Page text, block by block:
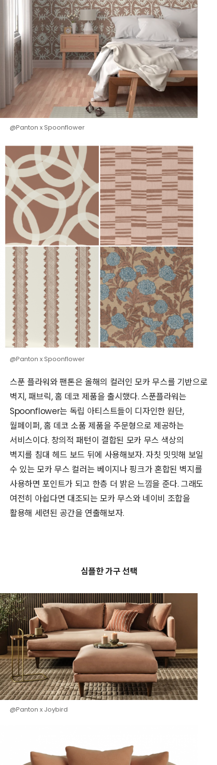
@Panton x Spoonflower
@Panton x Spoonflower
스푼 플라워와 팬톤은 올해의 컬러인 모카 무스를 기반으로
벽지, 패브릭, 홈 데코 제품을 출시했다. 스푼플라워는
Spoonflower는 독립 아티스트들이 디자인한 원단,
월페이퍼, 홈 데코 소품 제품을 주문형으로 제공하는
서비스이다. 창의적 패턴이 결합된 모카 무스 색상의
벽지를 침대 헤드 보드 뒤에 사용해보자. 자칫 밋밋해 보일
수 있는 모카 무스 컬러는 베이지나 핑크가 혼합된 벽지를
사용하면 포인트가 되고 한층 더 밝은 느낌을 준다. 그래도
여전히 아쉽다면 대조되는 모카 무스와 네이비 조합을
활용해 세련된 공간을 연출해보자.
심플한 가구 선택
@Panton x Joybird